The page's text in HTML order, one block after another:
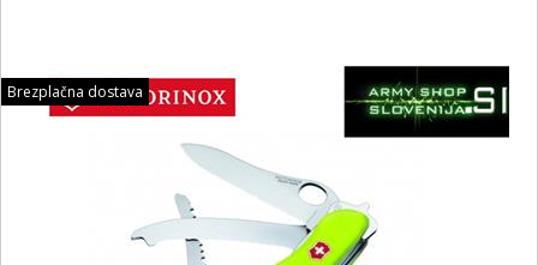
Brezplačna dostava